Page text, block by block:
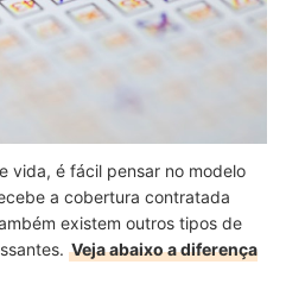
vida, é fácil pensar no modelo
a cobertura contratada
existem outros tipos de
Veja abaixo a diferença